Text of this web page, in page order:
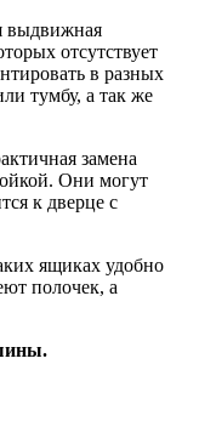
выдвижная
отсутствует
в разных
тумбу, а так же
замена
Они могут
к дверце с
ящиках удобно
полочек, а